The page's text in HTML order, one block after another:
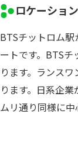
ロケーション
BTSチットロム
ートです。BTS
ります。ランス
ります。日系企
ムリ通り同様に